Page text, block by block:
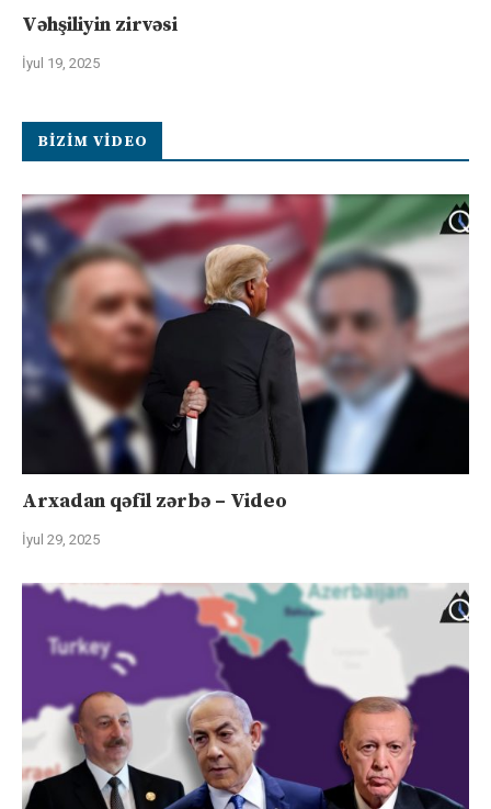
Vəhşiliyin zirvəsi
İyul 19, 2025
BIZIM VIDEO
Arxadan qəfil zərbə – Video
İyul 29, 2025